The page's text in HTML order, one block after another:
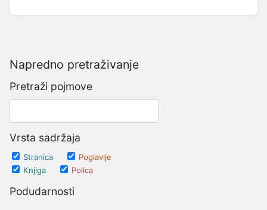
Napredno pretraživanje
Pretraži pojmove
Vrsta sadržaja
Stranica
Poglavlje
Knjiga
Polica
Podudarnosti